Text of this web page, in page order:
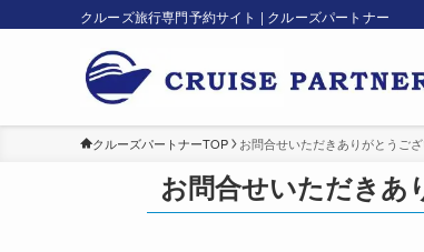
クルーズ旅行専門予約サイト | クルーズパートナー
クルーズパートナーTOP お問合せいただきありがとうござ
お問合せいただきあ